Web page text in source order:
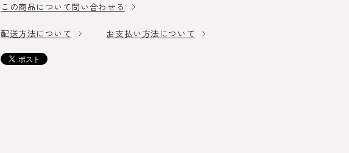
この商品について問い合わせる
配送方法について お支払い方法について